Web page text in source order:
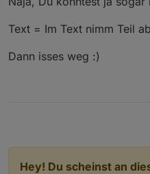
Script die aber
was ich gerne
und es funktioniert
"letztes Komma" in
andere... aber naja ;-)
ich gehe reagier auf
und schreibe
der Fenster.
Text = Im Text nimm Teil
Dann isses weg :)
Hey! Du scheinst an